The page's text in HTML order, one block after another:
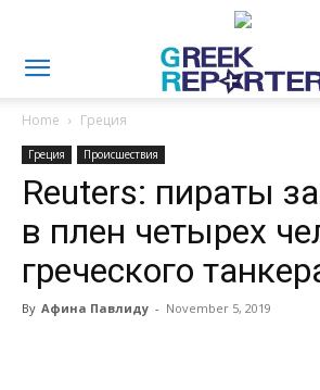
Home Греция
Греция Происшествия
Reuters: пираты
в плен четырех
греческого
By Афина Павлиду - November 5, 2019